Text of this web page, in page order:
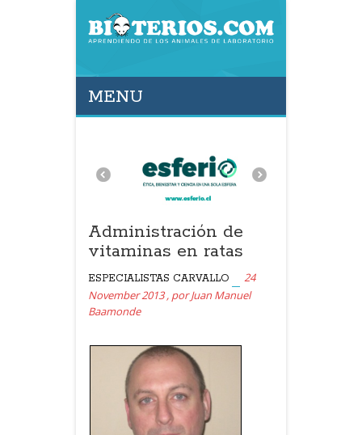
MENU
Administración de
vitaminas en ratas
ESPECIALISTAS CARVALLO
24
November 2013 , porJuan Manuel
Baamonde